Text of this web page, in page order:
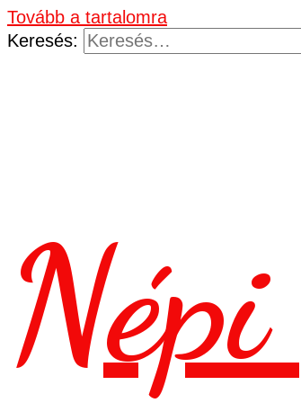
Tovább a tartalomra
Keresés: